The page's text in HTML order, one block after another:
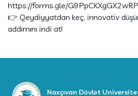
https://forms.gle/
👉 Qeydiyyatdan keç, innovativ
addımını indi at!
Naxçıvan Dövlət